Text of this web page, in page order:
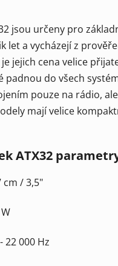
jsou určeny pro
let a vycházejí z
jejich cena velice
padnou do všech
pouze na rádio,
mají velice
ATX32
/ 3,5"
22 000 Hz